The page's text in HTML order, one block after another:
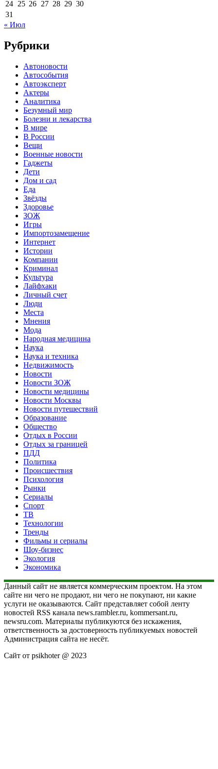
24 25 26 27 28 29 30
31
« Июл
Рубрики
Автоновости
Автособытия
Автоэксперт
Актеры
Аналитика
Безумный мир
Болезни и лекарства
В мире
В России
Вещи
Военные новости
Гаджеты
Дети
Дом и сад
Еда
Звёзды
Здоровье
ЗОЖ
Игры
Импортозамещение
Интернет
Истории
Компании
Криминал
Культура
Лайфхаки
Личный счет
Люди
Места
Мнения
Мода
Народная медицина
Наука
Наука и техника
Недвижимость
Новости
Новости ЗОЖ
Новости медицины
Новости Москвы
Новости путешествий
Образование
Общество
Отдых в России
Отдых за границей
ПДД
Политика
Происшествия
Психология
Рынки
Сериалы
Спорт
ТВ
Технологии
Тренды
Фильмы и сериалы
Шоу-бизнес
Экология
Экономика
Данный сайт не является коммерческим проектом. На этом
сайте ни чего не продают, ни чего не покупают, ни какие
услуги не оказываются. Сайт представляет собой ленту
новостей RSS канала news.rambler.ru, kommersant.ru,
newsru.com. Материалы публикуются без искажения,
ответственность за достоверность публикуемых новостей
Администрация сайта не несёт.
Сайт от psikhoter @ 2023